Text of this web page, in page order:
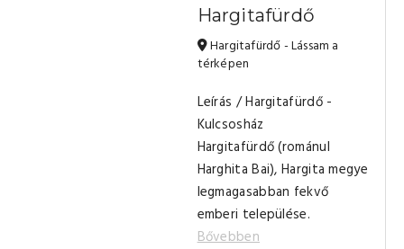
Hargitafürdő
Hargitafürdő - Lássam a
térképen
Leírás / Hargitafürdő -
Kulcsosház
Hargitafürdő (románul
Harghita Bai), Hargita megye
legmagasabban fekvő
emberi települése.
Bővebben